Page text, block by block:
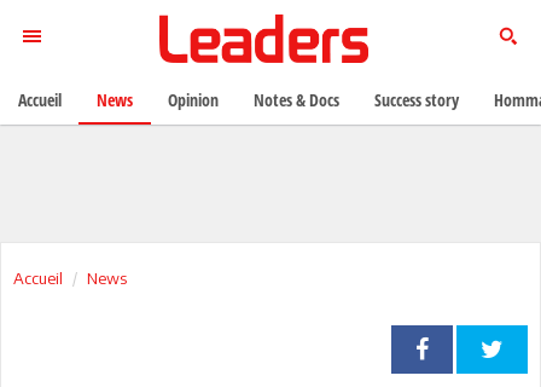
Accueil News
Accueil News Opinion Notes & Docs Success story